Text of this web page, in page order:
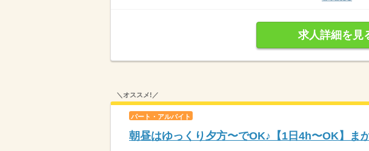
求人詳細を見
＼オススメ!／
パート・アルバイト
朝昼はゆっくり夕方〜でOK♪【1日4h〜OK】ま